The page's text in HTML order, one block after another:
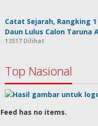
Catat Sejarah, Rangking
Daun Lulus Calon Taruna
13517 Dilihat
Top Nasional
Feed has no items.